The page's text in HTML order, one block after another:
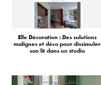
Elle Décoration : Des solutions
malignes et déco pour dissimuler
son lit dans un studio